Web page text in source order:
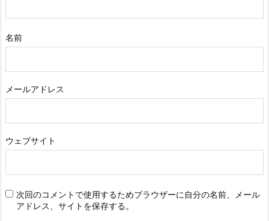
名前
メールアドレス
ウェブサイト
次回のコメントで使用するためブラウザーに自分の名前、メール
アドレス、サイトを保存する。